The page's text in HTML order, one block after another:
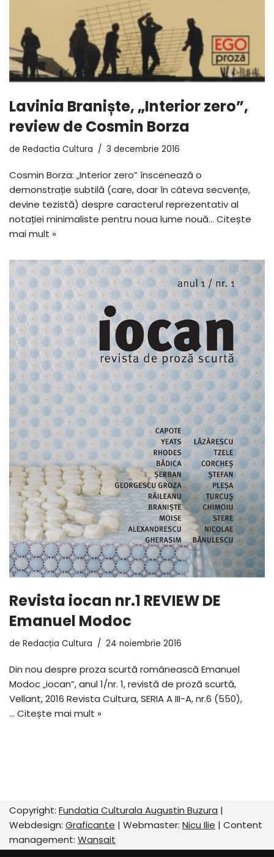
Lavinia Braniște, „Interior zero”,
review de Cosmin Borza
de Redactia Cultura 3 decembrie 2016
Cosmin Borza: „Interior zero” înscenează o
demonstrație subtilă (care, doar în câteva secvențe,
devine tezistă) despre caracterul reprezentativ al
notației minimaliste pentru noua lume nouă… Citește
mai mult »
Revista iocan nr.1 REVIEW DE
Emanuel Modoc
de Redacția Cultura 24 noiembrie 2016
Din nou despre proza scurtă românească Emanuel
Modoc „iocan”, anul 1/nr. 1, revistă de proză scurtă,
Vellant, 2016 Revista Cultura, SERIA A III-A, nr.6 (550),
… Citește mai mult »
Copyright: Fundatia Culturala Augustin Buzura |
Webdesign: Graficante | Webmaster: Nicu Ilie | Content
management: Wansait